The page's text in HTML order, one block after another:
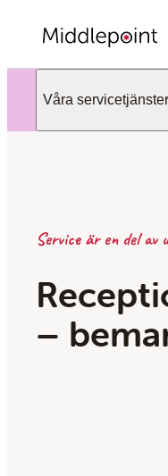
Våra servicetjänster
Service är en del av
–